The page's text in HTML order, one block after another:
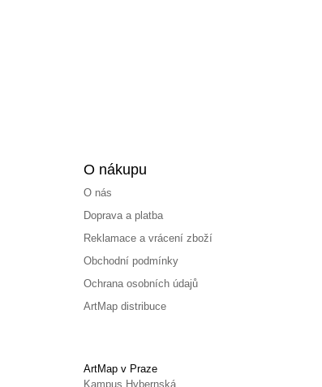
O nákupu
O nás
Doprava a platba
Reklamace a vrácení zboží
Obchodní podmínky
Ochrana osobních údajů
ArtMap distribuce
ArtMap v Praze
Kampus Hybernská